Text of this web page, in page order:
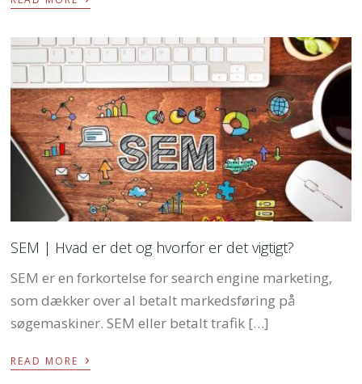
SEM | Hvad er det og hvorfor er det vigtigt?
SEM er en forkortelse for search engine marketing,
som dækker over al betalt markedsføring på
søgemaskiner. SEM eller betalt trafik […]
READ MORE ›